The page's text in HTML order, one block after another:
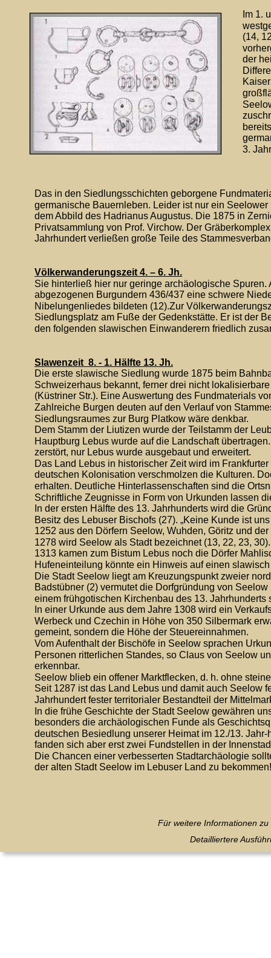
Im 1.
(14,
der
3.
Das in den Siedlungsschichten geborgene
germanische Bauernleben. Leider ist nur ein
dem Abbild des Hadrianus Augustus. Die 1875 in
Privatsammlung von Prof. Virchow. Der
Jahrhundert verließen große Teile des
Völkerwanderungszeit 4. – 6. Jh.
Sie hinterließ hier nur geringe archäologische
abgezogenen Burgundern 436/437 eine schwere
Nibelungenliedes bildeten (12).Zur
Siedlungsplatz am Fuße der Gedenkstätte. Er ist der
den folgenden slawischen Einwanderern friedlich
Slawenzeit  8. - 1. Hälfte 13. Jh.
Die erste slawische Siedlung wurde 1875 beim
Schweizerhaus bekannt, ferner drei nicht
(Küstriner Str.). Eine Auswertung des Fundmaterials
Zahlreiche Burgen deuten auf den Verlauf von
Siedlungsraumes zur Burg Platkow wäre denkbar.
Dem Stamm der Liutizen wurde der Teilstamm der
Hauptburg Lebus wurde auf die Landschaft
zerstört, nur Lebus wurde ausgebaut und erweitert.
Das Land Lebus in historischer Zeit wird im
deutschen Kolonisation verschmolzen die Kulturen.
erhalten. Deutliche Hinterlassenschaften sind die
Schriftliche Zeugnisse in Form von Urkunden lassen
In der ersten Hälfte des 13. Jahrhunderts wird die
Besitz des Lebuser Bischofs (27). „Keine Kunde ist
1252 aus den Dörfern Seelow, Wuhden, Göritz und der
1278 wird Seelow als Stadt bezeichnet (13, 22, 23, 30).
1313 kamen zum Bistum Lebus noch die Dörfer
Hufeneinteilung könnte ein Hinweis auf einen
Die Stadt Seelow liegt am Kreuzungspunkt zweier
Badstübner (2) vermutet die Dorfgründung von
einem frühgotischen Kirchenbau des 13.
In einer Urkunde aus dem Jahre 1308 wird ein
Werbeck und Czechin in Höhe von 350 Silbermark
gemeint, sondern die Höhe der Steuereinnahmen.
Vom Aufenthalt der Bischöfe in Seelow sprachen
Personen ritterlichen Standes, so Claus von Seelow
erkennbar.
Seelow blieb ein offener Marktflecken, d. h. ohne
Seit 1287 ist das Land Lebus und damit auch Seelow
Jahrhundert fester territorialer Bestandteil der
In die frühe Geschichte der Stadt Seelow gewähren
besonders die archäologischen Funde als
deutschen Besiedlung unserer Heimat im 12./13.
fanden sich aber erst zwei Fundstellen in der
Die Chancen einer verbesserten Stadtarchäologie
der alten Stadt Seelow im Lebuser Land zu bekommen!
Für weitere Informationen
Detailliertere